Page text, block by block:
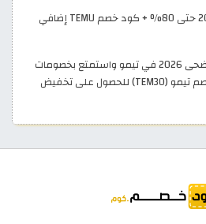
عروض عيد الاضحى تيمو 2026 حتى 80% + كود خصم TEMU إضافي
لا تفوت أقوى عروض عيد الاضحى 2026 في تيمو واستمتع بخصومات
تصل إلى 80%! فعّل كود خصم تيمو (TEM30) للحصول على تخفيض